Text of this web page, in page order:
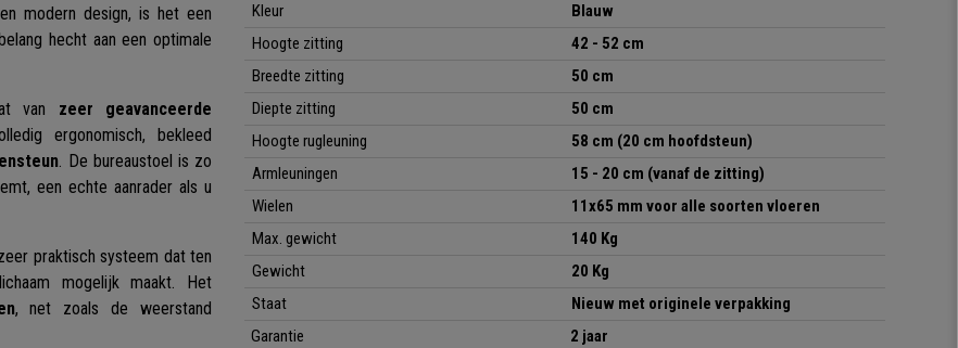
modern design, is het een
hecht aan een optimale
van zeer geavanceerde
ergonomisch, bekleed
. De bureaustoel is zo
een echte aanrader als u
praktisch systeem dat ten
mogelijk maakt. Het
, net zoals de weerstand
Kleur
Blauw
Hoogte zitting
42 - 52 cm
Breedte zitting
50 cm
Diepte zitting
50 cm
Hoogte rugleuning
58 cm (20 cm hoofdsteun)
Armleuningen
15 - 20 cm (vanaf de zitting)
Wielen
11x65 mm voor alle soorten vloeren
Max. gewicht
140 Kg
Gewicht
20 Kg
Staat
Nieuw met originele verpakking
Garantie
2 jaar